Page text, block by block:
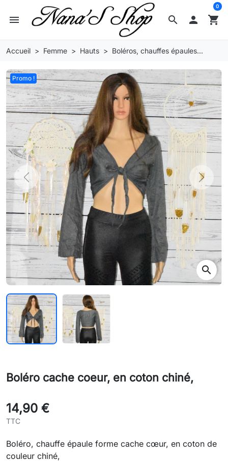
search
menu  shopping_cart
0
Accueil Femme Hauts Boléros, chauffes épaules...
Promo !
Previous Next
search
Boléro cache coeur, en coton chiné,
14,90 €
TTC
Boléro, chauffe épaule forme cache cœur, en coton de
couleur chiné,